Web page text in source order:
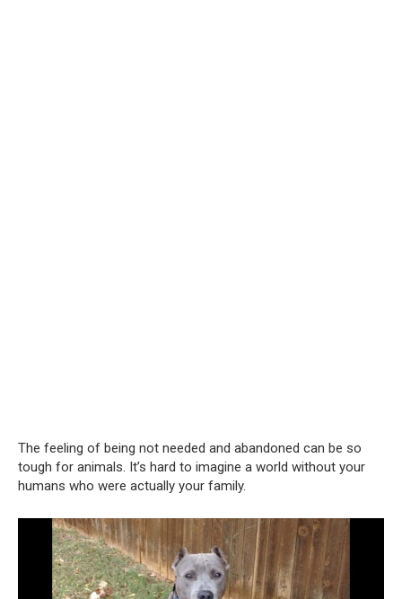
The feeling of being not needed and abandoned can be so
tough for animals. It’s hard to imagine a world without your
humans who were actually your family.